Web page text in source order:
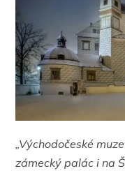
„Východočeské
zámecký palác i na